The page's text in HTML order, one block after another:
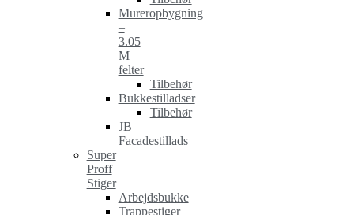
Mureropbygning
–
3.05
M
felter
Tilbehør
Bukkestilladser
Tilbehør
JB
Facadestillads
Super
Proff
Stiger
Arbejdsbukke
Trappestiger